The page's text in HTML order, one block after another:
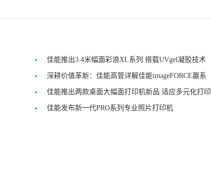
佳能推出3.4米幅面彩浪XL系列 搭载UVgel凝胶技术
深耕价值革新：佳能高管详解佳能imageFORCE赢系
列战略与创新
佳能推出两款桌面大幅面打印机新品 适应多元化打印
场景佳能发布新一代PRO系列专业照片打印机